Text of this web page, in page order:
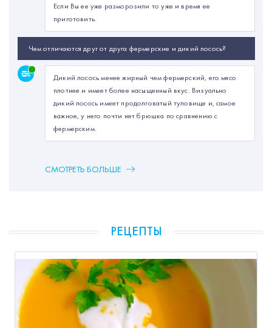
Если Вы ее уже разморозили то уже и время ее
приготовить.
Чем отличаются друг от друга фермерские и дикий лосось?
Дикий лосось менее жирный чем фермерский, его мясо
плотнее и имеет более насыщенный вкус. Визуально
дикий лосось имеет продолговатый туловище и, самое
важное, у него почти нет брюшка по сравнению с
фермерским.
СМОТРЕТЬ БОЛЬШЕ
РЕЦЕПТЫ